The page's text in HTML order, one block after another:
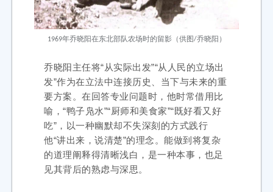
1969年乔晓阳在东北部队农场时的留影（供图/乔晓阳）
乔晓阳主任将“从实际出发”“从人民的立场出
发”作为在立法中连接历史、当下与未来的重
要方案。在回答专业问题时，他时常借用比
喻，“鸭子凫水”“厨师和美食家”“既好看又好
吃”，以一种幽默却不失深刻的方式践行
他“讲出来，说清楚”的理念。能做到将复杂
的道理阐释得清晰浅白，是一种本事，也足
见其背后的熟虑与深思。